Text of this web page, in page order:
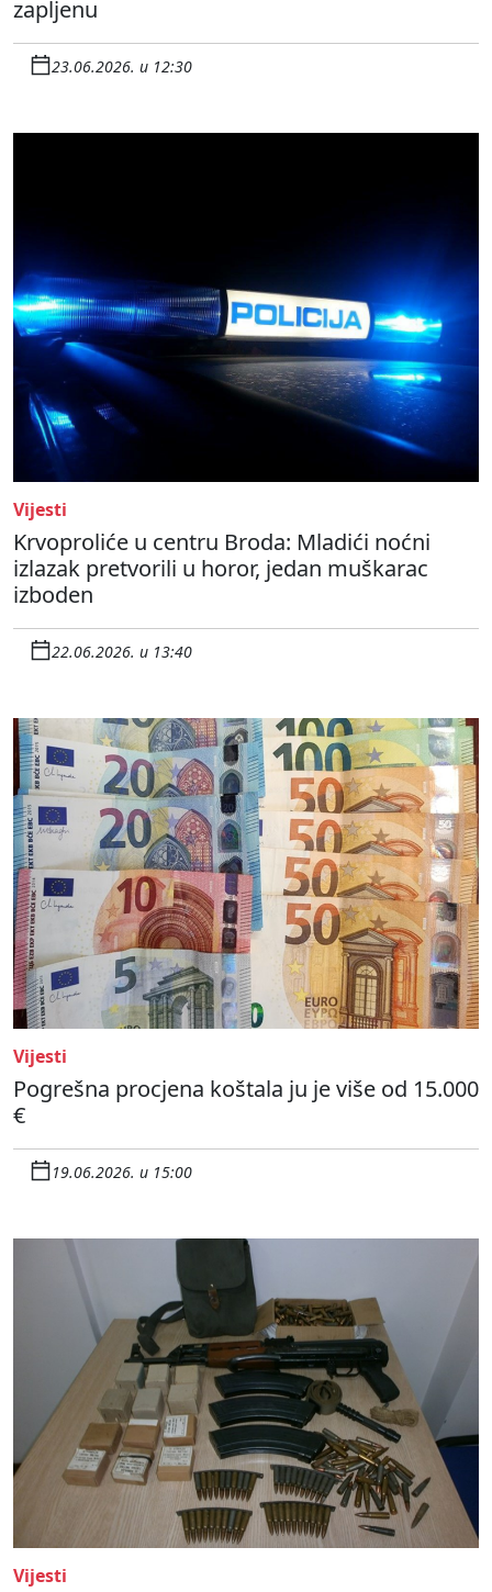
zapljenu
23.06.2026. u 12:30
Vijesti
Krvoproliće u centru Broda: Mladići noćni
izlazak pretvorili u horor, jedan muškarac
izboden
22.06.2026. u 13:40
Vijesti
Pogrešna procjena koštala ju je više od 15.000
€
19.06.2026. u 15:00
Vijesti